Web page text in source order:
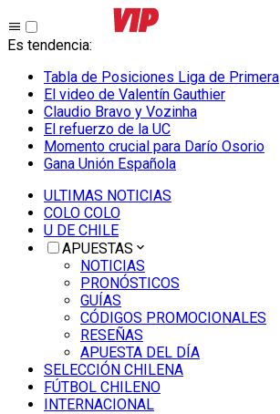
Es tendencia:
Tabla de Posiciones Liga de Primera
El video de Valentín Gauthier
Claudio Bravo y Vozinha
El refuerzo de la UC
Momento crucial para Darío Osorio
Gana Unión Española
ULTIMAS NOTICIAS
COLO COLO
U DE CHILE
APUESTAS
NOTICIAS
PRONÓSTICOS
GUÍAS
CÓDIGOS PROMOCIONALES
RESEÑAS
APUESTA DEL DÍA
SELECCIÓN CHILENA
FÚTBOL CHILENO
INTERNACIONAL